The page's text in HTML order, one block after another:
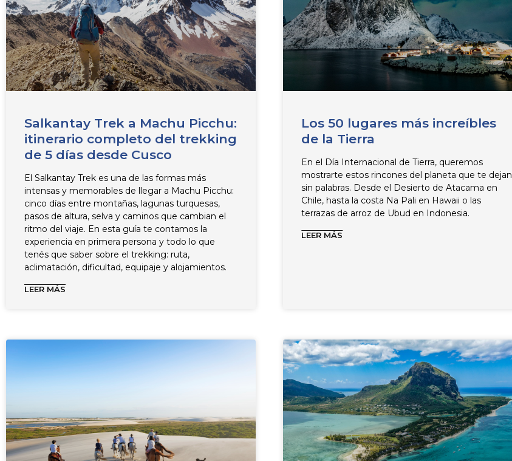
Salkantay Trek a Machu Picchu:
itinerario completo del trekking
de 5 días desde Cusco
El Salkantay Trek es una de las formas más
intensas y memorables de llegar a Machu Picchu:
cinco días entre montañas, lagunas turquesas,
pasos de altura, selva y caminos que cambian el
ritmo del viaje. En esta guía te contamos la
experiencia en primera persona y todo lo que
tenés que saber sobre el trekking: ruta,
aclimatación, dificultad, equipaje y alojamientos.
LEER MÁS
Los 50 lugares más increíbles
de la Tierra
En el Día Internacional de Tierra, queremos
mostrarte estos rincones del planeta que te dejan
sin palabras. Desde el Desierto de Atacama en
Chile, hasta la costa Na Pali en Hawaii o las
terrazas de arroz de Ubud en Indonesia.
LEER MÁS
g
e
g
e